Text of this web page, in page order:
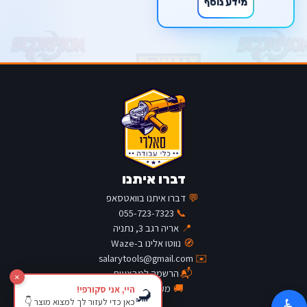
מידע נוסף
דברו איתנו
💬 דברו איתנו בוואטסאפ
📞
055-723-7323
📍 אריה רגב 3, נתניה
🧭 נווטו אלינו ב-Waze
✉️
salarytools@gmail.com
📬הרשמה למבצעים
🚚 מעקב משלוח
×
🦂היי, אני סקורפי!
כאן כדי לעזור לך למצוא מוצר 👇